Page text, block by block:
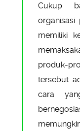
Cukup
memiliki
produk-
tersebut
cara